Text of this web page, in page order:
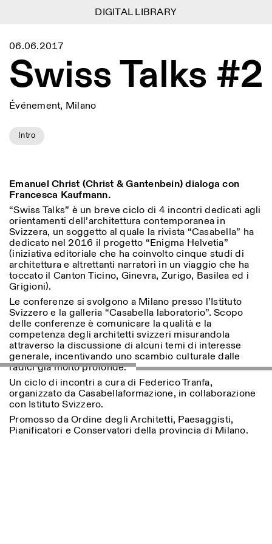
Menu
Lingua EN DE
FR
Calendrier
Istituto Svizzero
Résidences
Archives
Bibliothèque
Jobs
Autres Activités
NEWSLETTER
Inscrivez-vous à notre newsletter pour recevoir
informations sur nos événements
Facebook Instagram Linkedin Vimeo
Privacy Policy
Information
ISTITUTO SVIZZERO
ROME
Villa Maraini
Via Ludovisi 48
HORAIRES DE LA
RÉCEPTION:
LUN-VEN
HORAIRES DE VISITE:
Atlas Studios
Mercredi/Vendredi:
14h30–18h30
Jeudi: 14h30–20h00
Samedi/Dimanche: 11h00–
18h30
VISITES GUIDÉES:
Seulement sur rendez-vous
(italien, anglais)
Tarif: 10€ par personne
Pour réservations:
visite@istitutosvizzero.it
Animaux non admis
Filtres
Area
Reset
Résidences
Lieu
Rome
Anthropologie
Archéologie
Architecture
Art
Astrophysique
Présentation livre
More Options...
Length
1
> 1
06.06.2017
Swiss Talks #2
Événement, Milano
Intro
Emanuel Christ (Christ & Gantenbein) dialoga con
Francesca Kaufmann.
“Swiss Talks” è un breve ciclo di 4 incontri dedicati agli
orientamenti dell’architettura contemporanea in
Svizzera, un soggetto al quale la rivista “Casabella” ha
dedicato nel 2016 il progetto “Enigma Helvetia”
(iniziativa editoriale che ha coinvolto cinque studi di
architettura e altrettanti narratori in un viaggio che ha
toccato il Canton Ticino, Ginevra, Zurigo, Basilea ed i
Grigioni).
Le conferenze si svolgono a Milano presso l’Istituto
Svizzero e la galleria “Casabella laboratorio”. Scopo
delle conferenze è comunicare la qualità e la
competenza degli architetti svizzeri misurandola
attraverso la discussione di alcuni temi di interesse
generale, incentivando uno scambio culturale dalle
radici già molto profonde.
Un ciclo di incontri a cura di Federico Tranfa,
organizzato da Casabellaformazione, in collaborazione
con Istituto Svizzero.
Promosso da Ordine degli Architetti, Paesaggisti,
Pianificatori e Conservatori della provincia di Milano.
DIGITAL LIBRARY
DIGITAL LIBRARY